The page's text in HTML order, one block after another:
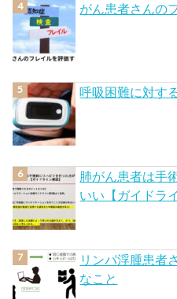
がん患者さんの
呼吸困難に対す
肺がん患者は手
いい【ガイドラ
リンパ浮腫患者
なこと